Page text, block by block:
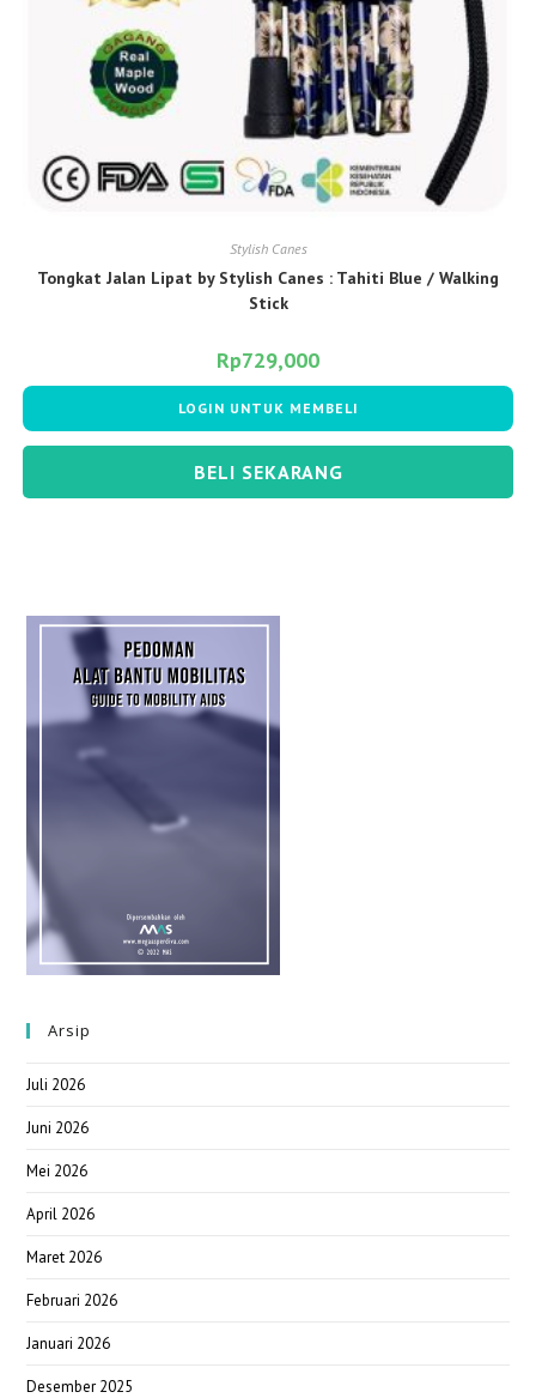
Stylish Canes
Tongkat Jalan Lipat by Stylish Canes : Tahiti Blue / Walking
Stick
Rp729,000
LOGIN UNTUK MEMBELI
BELI SEKARANG
Arsip
Juli 2026
Juni 2026
Mei 2026
April 2026
Maret 2026
Februari 2026
Januari 2026
Desember 2025